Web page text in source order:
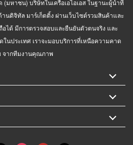
(มหาชน) บริษัทในเครือเอไอเอส ในฐานะผู้นำที่
ดิจิทัล มาร์เก็ตติ้ง ผ่านเว็บไซต์รวมสินค้าและ
อได้ มีการตรวจสอบและยืนยันตัวตนจริง และ
นประเทศ เราจะมอบบริการที่เหนือความคาด
จากทีมงานคุณภาพ